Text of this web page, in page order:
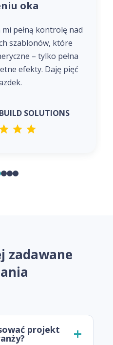
oka
pełną kontrolę nad
szablonów, które
– tylko pełna
efekty. Daję pięć
SOLUTIONS
zadawane
projekt